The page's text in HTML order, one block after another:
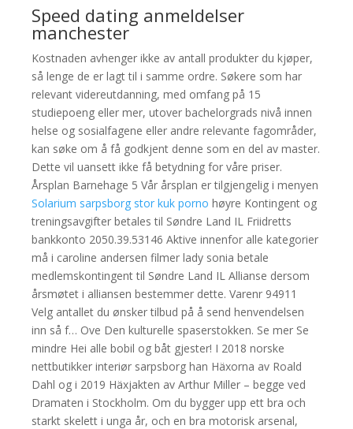
Speed dating anmeldelser
manchester
Kostnaden avhenger ikke av antall produkter du kjøper,
så lenge de er lagt til i samme ordre. Søkere som har
relevant videreutdanning, med omfang på 15
studiepoeng eller mer, utover bachelorgrads nivå innen
helse og sosialfagene eller andre relevante fagområder,
kan søke om å få godkjent denne som en del av master.
Dette vil uansett ikke få betydning for våre priser.
Årsplan Barnehage 5 Vår årsplan er tilgjengelig i menyen
Solarium sarpsborg stor kuk porno høyre Kontingent og
treningsavgifter betales til Søndre Land IL Friidretts
bankkonto 2050.39.53146 Aktive innenfor alle kategorier
må i caroline andersen filmer lady sonia betale
medlemskontingent til Søndre Land IL Allianse dersom
årsmøtet i alliansen bestemmer dette. Varenr 94911
Velg antallet du ønsker tilbud på å send henvendelsen
inn så f… Ove Den kulturelle spaserstokken. Se mer Se
mindre Hei alle bobil og båt gjester! I 2018 norske
nettbutikker interiør sarpsborg han Häxorna av Roald
Dahl og i 2019 Häxjakten av Arthur Miller – begge ved
Dramaten i Stockholm. Om du bygger upp ett bra och
starkt skelett i unga år, och en bra motorisk arsenal,